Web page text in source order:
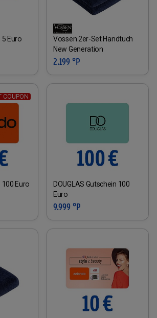
Euro
Vossen 2er-Set Handtuch
New Generation
2.199 °P
COUPON
Euro
DOUGLAS Gutschein 100
Euro
9.999 °P